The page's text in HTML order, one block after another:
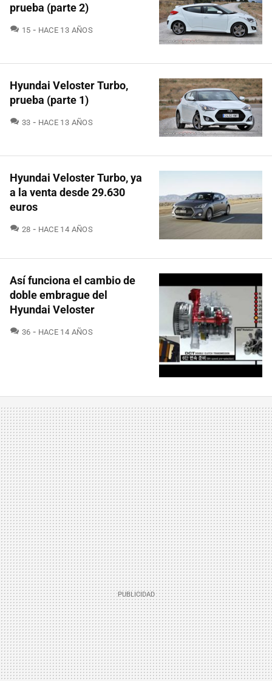
prueba (parte 2)
15 COMENTARIOS
HACE 13 AÑOS
Hyundai Veloster Turbo,
prueba (parte 1)
33 COMENTARIOS
HACE 13 AÑOS
Hyundai Veloster Turbo, ya
a la venta desde 29.630
euros
28 COMENTARIOS
HACE 14 AÑOS
Así funciona el cambio de
doble embrague del
Hyundai Veloster
36 COMENTARIOS
HACE 14 AÑOS